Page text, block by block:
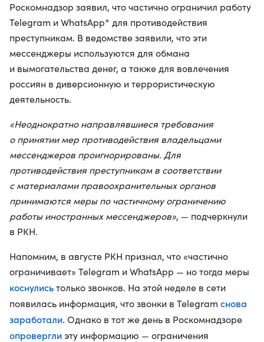
Роскомнадзор заявил, что частично ограничил работу
Telegram и WhatsApp* для противодействия
преступникам. В ведомстве заявили, что эти
мессенджеры используются для обмана
и вымогательства денег, а также для вовлечения
россиян в диверсионную и террористическую
деятельность.
«Неоднократно направлявшиеся требования
о принятии мер противодействия владельцами
мессенджеров проигнорированы. Для
противодействия преступникам в соответствии
с материалами правоохранительных органов
принимаются меры по частичному ограничению
работы иностранных мессенджеров», — подчеркнули
в РКН.
Напомним, в августе РКН признал, что «частично
ограничивает» Telegram и WhatsApp — но тогда меры
коснулисьтолько звонков. На этой неделе в сети
появилась информация, что звонки в Telegram снова
заработали. Однако в тот же день в Роскомнадзоре
опроверглиэту информацию — ограничения